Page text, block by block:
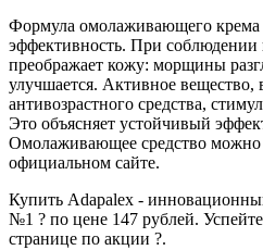
Формула омолаживающего крема
эффективность. При соблюдении
преображает кожу: морщины
улучшается. Активное вещество,
антивозрастного средства,
Это объясняет устойчивый
Омолаживающее средство можно
официальном сайте.
Купить Adapalex -
№1 ? по цене 147 рублей.
странице по акции ?.